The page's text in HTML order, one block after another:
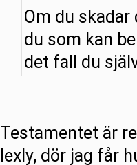
Om du
du som kan
det fall du
Testamentet är
lexly, dör jag får